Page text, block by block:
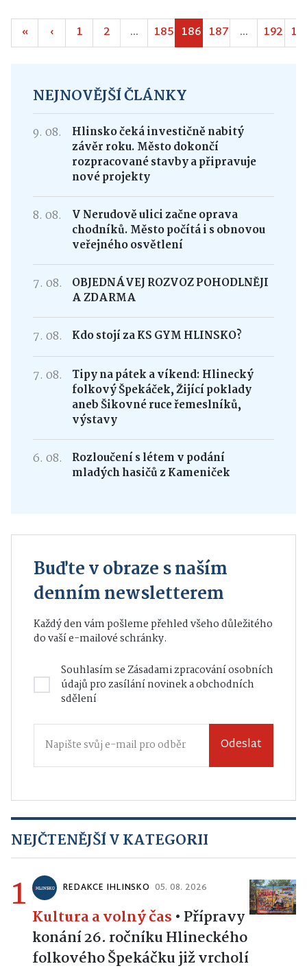
« ‹ 1 2 ... 185 186 187 ... 192
NEJNOVĚJŠÍ ČLÁNKY
9. 08.
Hlinsko čeká investičně nabitý
závěr roku. Město dokončí
rozpracované stavby a připravuje
nové projekty
8. 08.
V Nerudově ulici začne oprava
chodníků. Město počítá i s obnovou
veřejného osvětlení
7. 08.
OBJEDNÁVEJ ROZVOZ POHODLNĚJI
A ZDARMA
7. 08. Kdo stojí za KS GYM HLINSKO?
7. 08.
Tipy na pátek a víkend: Hlinecký
folkový Špekáček, Žijící poklady
aneb Šikovné ruce řemeslníků,
výstavy
6. 08.
Rozloučení s létem v podání
mladých hasičů z Kameniček
Buďte v obraze s naším
denním newsletterem
Každý den vám pošleme přehled všeho důležitého
do vaší e-mailové schránky.
Souhlasím seZásadami zpracování osobních
údajůpro zasílání novinek a obchodních
sdělení
Odeslat
NEJČTENĚJŠÍ V KATEGORII
1 REDAKCE IHLINSKO 05. 08. 2026
Kultura a volný čas • Přípravy
konání 26. ročníku Hlineckého
folkového Špekáčku již vrcholí